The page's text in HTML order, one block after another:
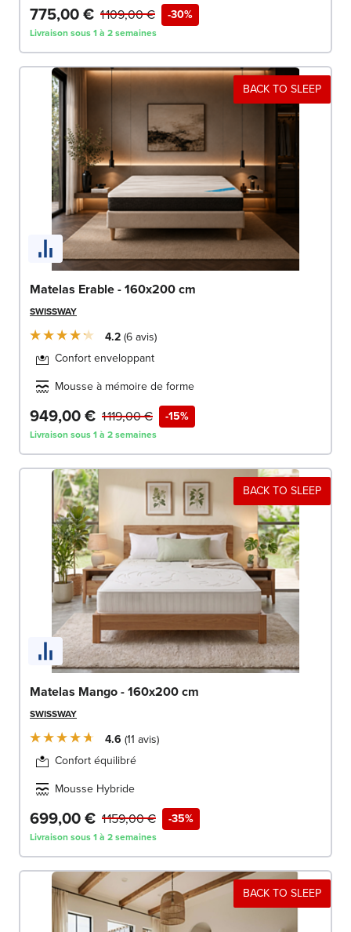
775,00 € -30%
1 109,00 €
Livraison sous 1 à 2 semaines
BACK TO SLEEP
Matelas Erable - 160x200 cm
SWISSWAY
4.2 6avis
Confort enveloppant
Mousse à mémoire de forme
949,00 € -15%
1 119,00 €
Livraison sous 1 à 2 semaines
BACK TO SLEEP
Matelas Mango - 160x200 cm
SWISSWAY
4.6 11 avis
Confort équilibré
Mousse Hybride
699,00 € -35%
1 159,00 €
Livraison sous 1 à 2 semaines
BACK TO SLEEP